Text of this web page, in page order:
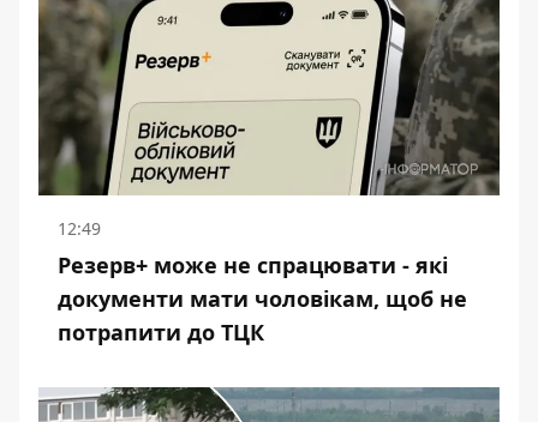
12:49
Резерв+ може не спрацювати - які
документи мати чоловікам, щоб не
потрапити до ТЦК